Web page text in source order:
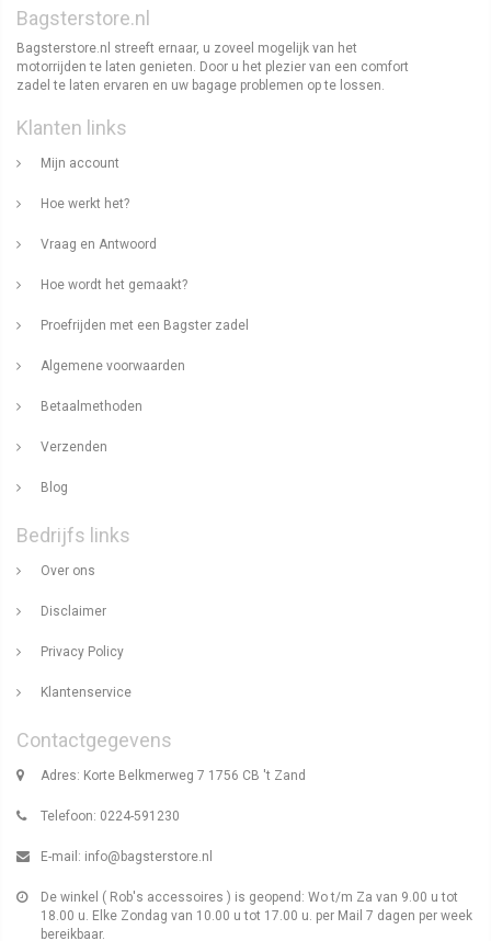
Bagsterstore.nl
Bagsterstore.nl streeft ernaar, u zoveel mogelijk van het
motorrijden te laten genieten. Door u het plezier van een comfort
zadel te laten ervaren en uw bagage problemen op te lossen.
Klanten links
Mijn account
Hoe werkt het?
Vraag en Antwoord
Hoe wordt het gemaakt?
Proefrijden met een Bagster zadel
Algemene voorwaarden
Betaalmethoden
Verzenden
Blog
Bedrijfs links
Over ons
Disclaimer
Privacy Policy
Klantenservice
Contactgegevens
Adres: Korte Belkmerweg 7 1756 CB 't Zand
Telefoon: 0224-591230
E-mail: info@bagsterstore.nl
De winkel ( Rob's accessoires ) is geopend: Wo t/m Za van 9.00 u tot
18.00 u. Elke Zondag van 10.00 u tot 17.00 u. per Mail 7 dagen per week
bereikbaar.